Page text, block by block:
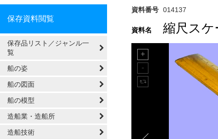
保存資料閲覧
保存品リスト／ジャンル一
覧
船の姿
船の図面
船の模型
造船業・造船所
造船技術
資料番号 014137
資料名 縮尺スケ